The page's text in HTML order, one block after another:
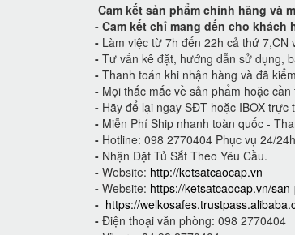
Cam kết sản phẩm chính hãng và
- Cam kết chỉ mang đến cho khách
- Làm việc từ 7h đến 22h cả thứ 7,CN
- Tư vấn kê đặt, hướng dẫn sử dụng,
- Thanh toán khi nhận hàng và đã
- Mọi thắc mắc về sản phẩm hoặc
- Hãy để lại ngay SĐT hoặc IBOX trực
- Miễn Phí Ship nhanh toàn quốc -
- Hotline: 098 2770404 Phục vụ 24/24h
- Nhận Đặt Tủ Sắt Theo Yêu Cầu.
- Website: http://ketsatcaocap.vn
- Website: https://ketsatcaocap.vn/
- https://
- Điện thoại văn phòng: 098 2770404